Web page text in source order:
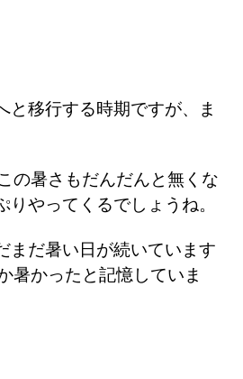
と移行する時期ですが、ま
の暑さもだんだんと無くな
りやってくるでしょうね。
まだ暑い日が続いています
暑かったと記憶していま